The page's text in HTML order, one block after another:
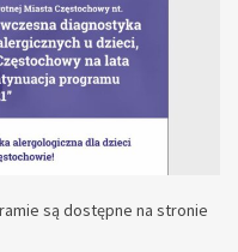
są dostępne na stronie